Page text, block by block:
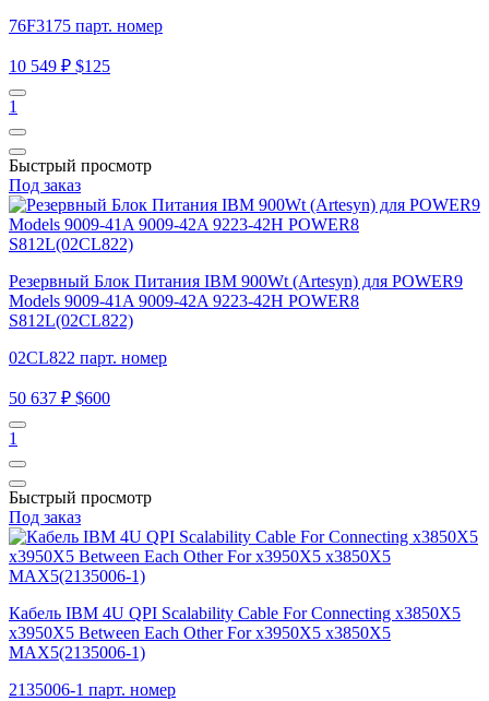
76F3175 парт. номер
10 549 ₽ $125
1
Быстрый просмотр
Под заказ
Резервный Блок Питания IBM 900Wt (Artesyn) для POWER9
Models 9009-41A 9009-42A 9223-42H POWER8
S812L(02CL822)
02CL822 парт. номер
50 637 ₽ $600
1
Быстрый просмотр
Под заказ
Кабель IBM 4U QPI Scalability Cable For Connecting x3850X5
x3950X5 Between Each Other For x3950X5 x3850X5
MAX5(2135006-1)
2135006-1 парт. номер